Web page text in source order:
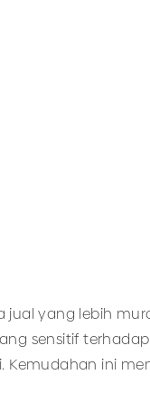
yang lebih
sensitif
ini